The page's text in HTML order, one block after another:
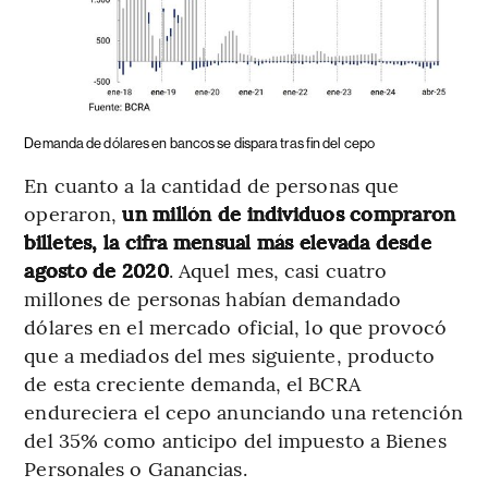
Demanda de dólares en bancos se dispara tras fin del cepo
En cuanto a la cantidad de personas que
operaron,un millón de individuos compraron
billetes, la cifra mensual más elevada desde
agosto de 2020. Aquel mes, casi cuatro
millones de personas habían demandado
dólares en el mercado oficial, lo que provocó
que a mediados del mes siguiente, producto
de esta creciente demanda, el BCRA
endureciera el cepo anunciando una retención
del 35% como anticipo del impuesto a Bienes
Personales o Ganancias.